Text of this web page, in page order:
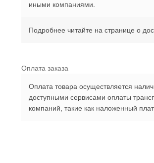
иными компаниями.
Подробнее читайте на странице о
Оплата заказа
Оплата товара осуществляется
доступными сервисами оплаты
компаний, такие как наложенный